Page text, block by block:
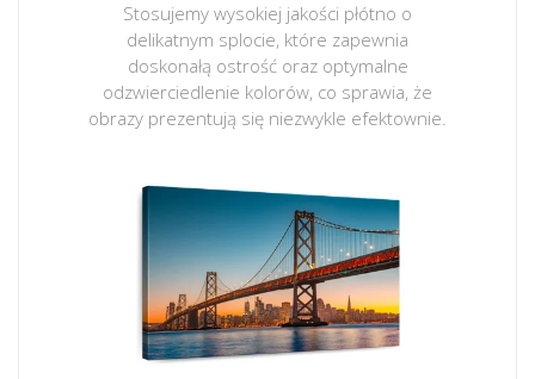
Stosujemy wysokiej jakości płótno o
delikatnym splocie, które zapewnia
doskonałą ostrość oraz optymalne
odzwierciedlenie kolorów, co sprawia, że
obrazy prezentują się niezwykle efektownie.